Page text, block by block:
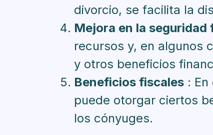
divorcio, se facilita la
Mejora en la seguridad
recursos y, en algunos
y otros beneficios
Beneficios fiscales :
puede otorgar ciertos
los cónyuges.